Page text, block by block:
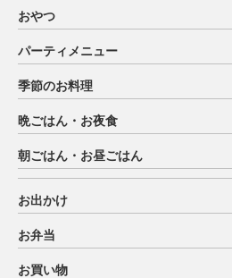
おやつ
パーティメニュー
季節のお料理
晩ごはん・お夜食
朝ごはん・お昼ごはん
お出かけ
お弁当
お買い物